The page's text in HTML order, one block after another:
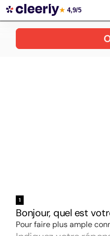
Votre simulation gratuite et
★ 4,9/5